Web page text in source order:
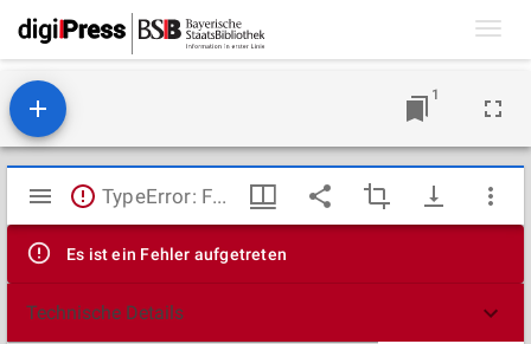
1
Mirador
Viewer
TypeError: Failed to fetch
Es ist ein Fehler aufgetreten
Technische Details